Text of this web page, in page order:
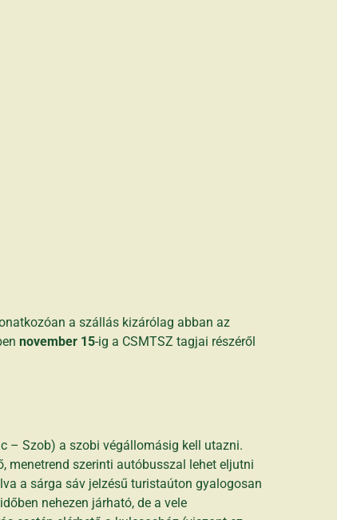
a szállás kizárólag abban az
november 15-ig a CSMTSZ tagjai részéről
– Szob) a szobi végállomásig kell utazni.
menetrend szerinti autóbusszal lehet eljutni
a sárga sáv jelzésű turistaúton gyalogosan
nehezen járható, de a vele